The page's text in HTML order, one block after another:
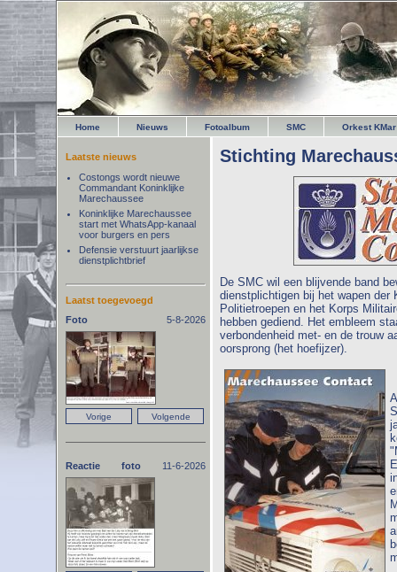
Home Nieuws Fotoalbum SMC Orkest KMar
Stichting
De SMC wil een blijvende band
dienstplichtigen bij het wapen
Politietroepen en het Korps
hebben gediend. Het embleem
verbondenheid met- en de trouw
oorsprong (het hoefijzer).
Laatste nieuws
Costongs wordt nieuwe
Commandant Koninklijke
Marechaussee
Koninklijke Marechaussee
start met WhatsApp-kanaal
voor burgers en pers
Defensie verstuurt jaarlijkse
dienstplichtbrief
Laatst toegevoegd
Foto
5-8-2026
Reactie foto 11-6-2026